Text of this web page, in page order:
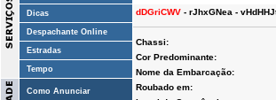
Dicas
Despachante Online
Estradas
Tempo
Como Anunciar
dDGriCWV - rJhxGNea -
Chassi:
Cor Predominante:
Nome da Embarcação:
Roubado em: